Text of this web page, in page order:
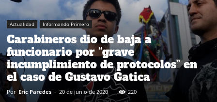
Actualidad Informando Primero
Carabineros dio de baja a
funcionario por “grave
incumplimiento de protocolos” en
el caso de Gustavo Gatica
Por Eric Paredes - 20 de junio de 2020 220